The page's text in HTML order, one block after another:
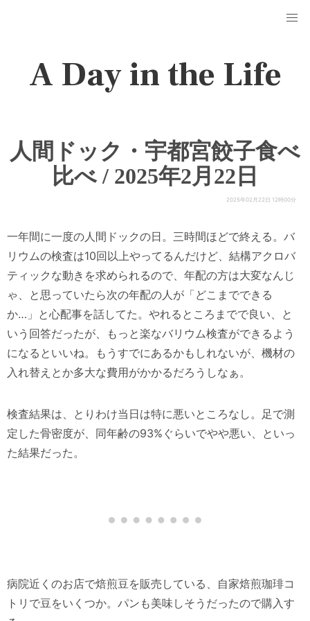
A Day in the Life
人間ドック・宇都宮餃子食べ
比べ / 2025年2月22日
2025年02月22日 12時00分
一年間に一度の人間ドックの日。三時間ほどで終える。バ
リウムの検査は10回以上やってるんだけど、結構アクロバ
ティックな動きを求められるので、年配の方は大変なんじ
ゃ、と思っていたら次の年配の人が「どこまでできる
か…」と心配事を話してた。やれるところまでで良い、と
いう回答だったが、もっと楽なバリウム検査ができるよう
になるといいね。もうすでにあるかもしれないが、機材の
入れ替えとか多大な費用がかかるだろうしなぁ。
検査結果は、とりわけ当日は特に悪いところなし。足で測
定した骨密度が、同年齢の93%ぐらいでやや悪い、といっ
た結果だった。
病院近くのお店で焙煎豆を販売している、自家焙煎珈琲コ
トリで豆をいくつか。パンも美味しそうだったので購入す